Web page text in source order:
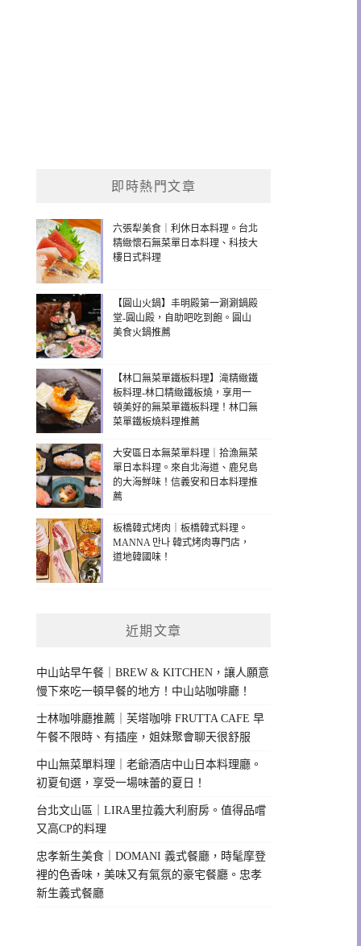
即時熱門文章
六張犁美食｜利休日本料理。台北
精緻懷石無菜單日本料理、科技大
樓日式料理
【圓山火鍋】丰明殿第一涮涮鍋殿
堂-圓山殿，自助吧吃到飽。圓山
美食火鍋推薦
【林口無菜單鐵板料理】滝精緻鐵
板料理-林口精緻鐵板燒，享用一
頓美好的無菜單鐵板料理！林口無
菜單鐵板燒料理推薦
大安區日本無菜單料理｜拾漁無菜
單日本料理。來自北海道、鹿兒島
的大海鮮味！信義安和日本料理推
薦
板橋韓式烤肉｜板橋韓式料理。
MANNA 만나 韓式烤肉專門店，
道地韓國味！
近期文章
中山站早午餐｜BREW & KITCHEN，讓人願意
慢下來吃一頓早餐的地方！中山站咖啡廳！
士林咖啡廳推薦｜芙塔咖啡 FRUTTA CAFE 早
午餐不限時、有插座，姐妹聚會聊天很舒服
中山無菜單料理｜老爺酒店中山日本料理廳。
初夏旬選，享受一場味蕾的夏日！
台北文山區｜LIRA里拉義大利廚房。值得品嚐
又高CP的料理
忠孝新生美食｜DOMANI 義式餐廳，時髦摩登
裡的色香味，美味又有氣氛的豪宅餐廳。忠孝
新生義式餐廳